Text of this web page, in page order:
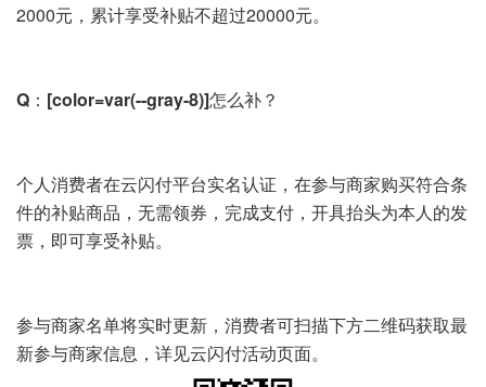
2000元，累计享受补贴不超过20000元。
Q：[color=var(--gray-8)]怎么补？
个人消费者在云闪付平台实名认证，在参与商家购买符合条
件的补贴商品，无需领券，完成支付，开具抬头为本人的发
票，即可享受补贴。
参与商家名单将实时更新，消费者可扫描下方二维码获取最
新参与商家信息，详见云闪付活动页面。